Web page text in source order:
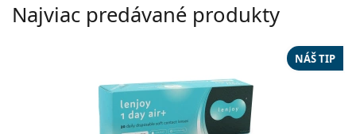
Najviac predávané produkty
NÁŠ TIP